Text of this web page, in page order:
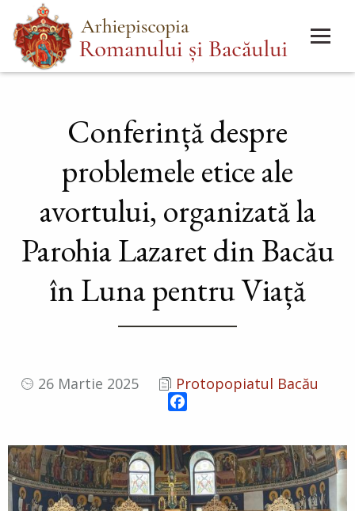
Mergi
la
conţinutul
Main
menu
Conferință despre
problemele etice ale
avortului, organizată la
Parohia Lazaret din Bacău
în Luna pentru Viață
26 Martie 2025 Protopopiatul Bacău